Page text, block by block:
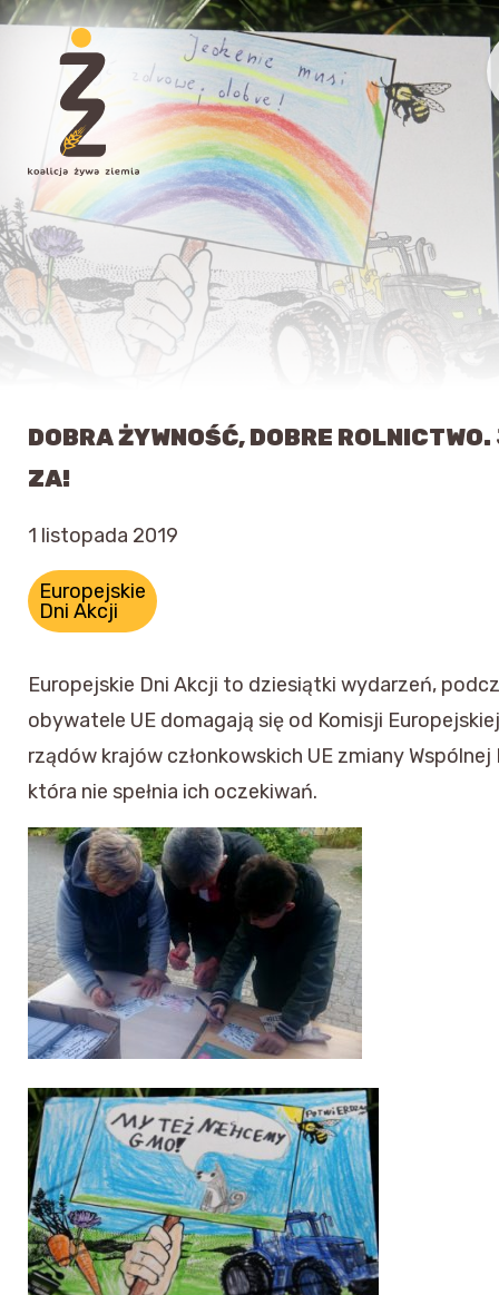
DOBRA ŻYWNOŚĆ, DOBRE
ZA!
1 listopada 2019
Europejskie
Dni Akcji
Europejskie Dni Akcji to dziesiątki wydarzeń,
obywatele UE domagają się od Komisji
rządów krajów członkowskich UE zmiany
która nie spełnia ich oczekiwań.